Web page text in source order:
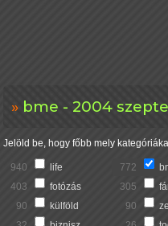
bme - 2004
Jelöld be, hogy főbb mely
940 life 772
403
fotózás 305
90
külföld 90